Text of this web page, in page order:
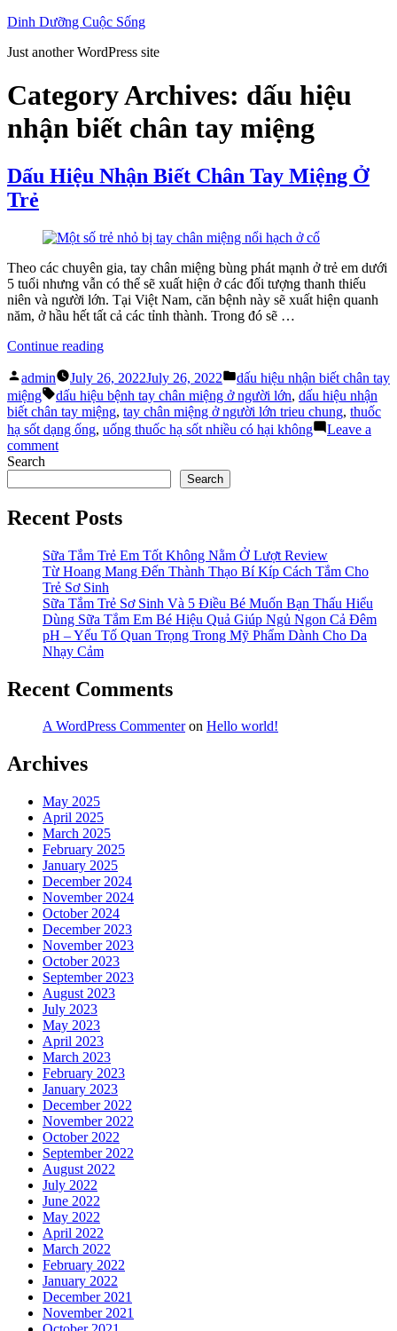
Skip
content
Dinh Dưỡng Cuộc Sống
Just another WordPress site
Category Archives: dấu hiệu
nhận biết chân tay miệng
Dấu Hiệu Nhận Biết Chân Tay Miệng Ở
Trẻ
Theo các chuyên gia, tay chân miệng bùng phát mạnh ở trẻ em dưới
5 tuổi nhưng vẫn có thể sẽ xuất hiện ở các đối tượng thanh thiếu
niên và người lớn. Tại Việt Nam, căn bệnh này sẽ xuất hiện quanh
năm, ở hầu hết tất cả các tỉnh thành. Trong đó sẽ …
Continue reading“Dấu
Nhận
Biết
Chân
Tay
Miệng
Trẻ”
Posted
by
admin July 26, 2022July 26, 2022
Posted
in
dấu hiệu nhận biết chân tay
miệng
Tags:
dấu hiệu bệnh tay chân miệng ở người lớn, dấu hiệu nhận
biết chân tay miệng, tay chân miệng ở người lớn trieu chung, thuốc
hạ sốt dạng ống, uống thuốc hạ sốt nhiều có hại không
Leave a
commenton
Nhận
Biết
Chân
Miệng
Ở
Trẻ
Search
Search
Recent Posts
Sữa Tắm Trẻ Em Tốt Không Nằm Ở Lượt Review
Từ Hoang Mang Đến Thành Thạo Bí Kíp Cách Tắm Cho
Trẻ Sơ Sinh
Sữa Tắm Trẻ Sơ Sinh Và 5 Điều Bé Muốn Bạn Thấu Hiểu
Dùng Sữa Tắm Em Bé Hiệu Quả Giúp Ngủ Ngon Cả Đêm
pH – Yếu Tố Quan Trọng Trong Mỹ Phẩm Dành Cho Da
Nhạy Cảm
Recent Comments
A WordPress Commenteron Hello world!
Archives
May 2025
April 2025
March 2025
February 2025
January 2025
December 2024
November 2024
October 2024
December 2023
November 2023
October 2023
September 2023
August 2023
July 2023
May 2023
April 2023
March 2023
February 2023
January 2023
December 2022
November 2022
October 2022
September 2022
August 2022
July 2022
June 2022
May 2022
April 2022
March 2022
February 2022
January 2022
December 2021
November 2021